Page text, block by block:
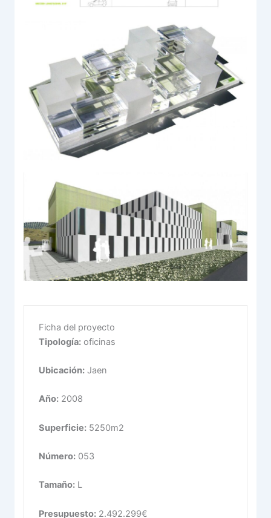
Ficha del proyecto
Tipología:oficinas
Ubicación:Jaen
Año:2008
Superficie:5250m2
Número:053
Tamaño:L
Presupuesto:2.492.299€